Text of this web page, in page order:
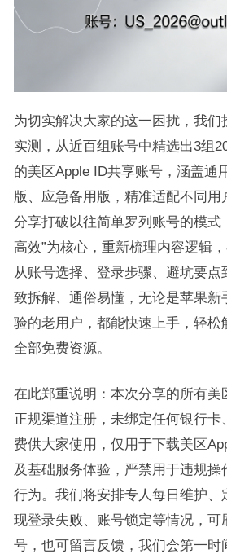
为切实解决大家的这一困扰，我们
实测，从近百组账号中精选出3组
的美区Apple ID共享账号，涵盖通
版、应急备用版，精准适配不同用
分享打破以往简单罗列账号的模式
高效”为核心，重新梳理内容逻辑
从账号选择、登录步骤、避坑要点
致拆解、通俗易懂，无论是苹果新
验的老用户，都能快速上手，轻松
全部免费资源。
在此郑重说明：本次分享的所有美
正规渠道注册，未绑定任何银行卡
费供大家使用，仅用于下载美区
及基础服务体验，严禁用于违规操
行为。我们将安排专人每日维护、
现登录失败、账号锁定等情况，可
号，也可留言反馈，我们会第一时